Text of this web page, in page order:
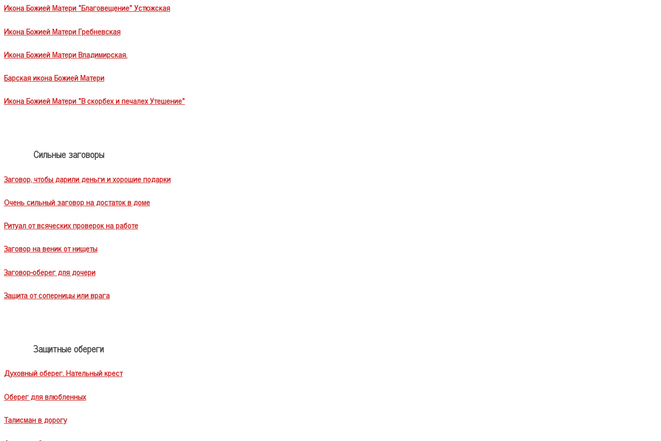
Икона Божией Матери «Благовещение» Устюжская
Икона Божией Матери Гребневская
Икона Божией Матери Владимирская.
Барская икона Божией Матери
Икона Божией Матери «В скорбех и печалех Утешение»
Сильные заговоры
Заговор, чтобы дарили деньги и хорошие подарки
Очень сильный заговор на достаток в доме
Ритуал от всяческих проверок на работе
Заговор на веник от нищеты
Заговор-оберег для дочери
Защита от соперницы или врага
Защитные обереги
Духовный оберег. Нательный крест
Оберег для влюбленных
Талисман в дорогу